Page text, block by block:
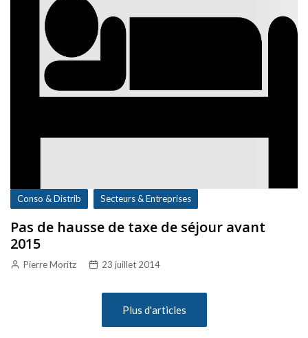
Conso & Distrib Secteurs & Entreprises
Pas de hausse de taxe de séjour avant
2015
Pierre Moritz 23 juillet 2014
Plus d'articles